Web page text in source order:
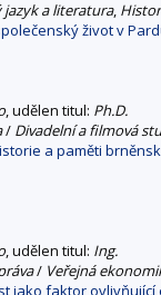
jazyk a literatura,
život v
, udělen titul: Ph.D.
/ Divadelní a filmová
a paměti
, udělen titul: Ing.
/ Veřejná
jako faktor